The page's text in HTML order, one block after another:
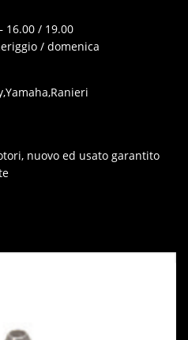
16.00 / 19.00
/ domenica
nuovo ed usato garantito